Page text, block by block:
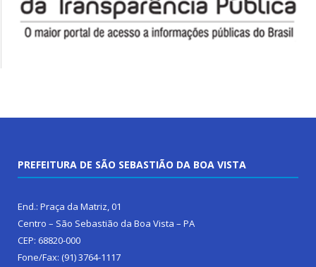
PREFEITURA DE SÃO SEBASTIÃO DA BOA VISTA
End.: Praça da Matriz, 01
Centro – São Sebastião da Boa Vista – PA
CEP: 68820-000
Fone/Fax: (91) 3764-1117